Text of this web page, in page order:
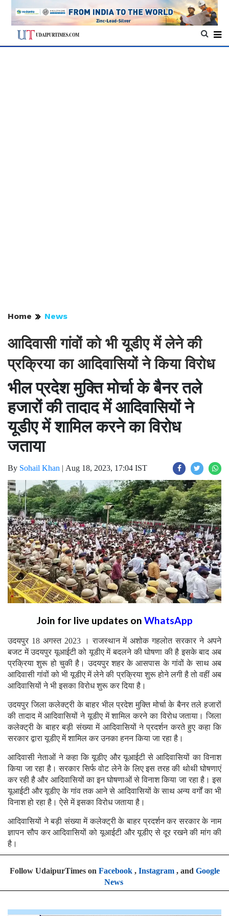
Home News
आदिवासी गांवों को भी यूडीए में लेने की
प्रक्रिया का आदिवासियों ने किया विरोध
भील प्रदेश मुक्ति मोर्चा के बैनर तले
हजारों की तादाद में आदिवासियों ने
यूडीए में शामिल करने का विरोध
जताया
By Sohail Khan | Aug 18, 2023, 17:04 IST
Join for live updates on WhatsApp
उदयपुर 18 अगस्त 2023 । राजस्थान में अशोक गहलोत सरकार ने अपने
बजट में उदयपुर यूआईटी को यूडीए में बदलने की घोषणा की है इसके बाद अब
प्रक्रिया शुरू हो चुकी है। उदयपुर शहर के आसपास के गांवों के साथ अब
आदिवासी गांवों को भी यूडीए में लेने की प्रक्रिया शुरू होने लगी है तो वहीं अब
आदिवासियों ने भी इसका विरोध शुरू कर दिया है।
उदयपुर जिला कलेक्ट्री के बाहर भील प्रदेश मुक्ति मोर्चा के बैनर तले हजारों
की तादाद में आदिवासियों ने यूडीए में शामिल करने का विरोध जताया। जिला
कलेक्ट्री के बाहर बड़ी संख्या में आदिवासियों ने प्रदर्शन करते हुए कहा कि
सरकार द्वारा यूडीए में शामिल कर उनका हनन किया जा रहा है।
आदिवासी नेताओं ने कहा कि यूडीए और यूआईटी से आदिवासियों का विनाश
किया जा रहा है। सरकार सिर्फ वोट लेने के लिए इस तरह की थोथी घोषणाएं
कर रही है और आदिवासियों का इन घोषणाओं से विनाश किया जा रहा है। इस
यूआईटी और यूडीए के गांव तक आने से आदिवासियों के साथ अन्य वर्गों का भी
विनाश हो रहा है। ऐसे में इसका विरोध जताया है।
आदिवासियों ने बड़ी संख्या में कलेक्ट्री के बाहर प्रदर्शन कर सरकार के नाम
ज्ञापन सौप कर आदिवासियों को यूआईटी और यूडीए से दूर रखने की मांग की
है।
Follow UdaipurTimes on Facebook, Instagram, and Google
News